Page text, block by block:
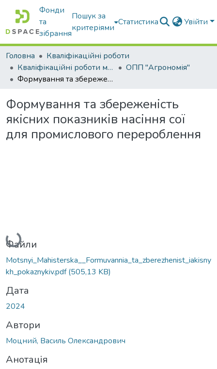
Фонди
та
зібрання
Пошук за
критеріями
Статистика Увійти
Головна
Кваліфікаційні роботи
Кваліфікаційні роботи магістрів
ОПП "Агрономія"
Формування та збереженість якісних показників насіння сої для промислового перероблення
Формування та збереженість
якісних показників насіння сої
для промислового перероблення
Вантажиться...
Файли
Motsnyi_Mahisterska__Formuvannia_ta_zberezhenist_iakisny
kh_pokaznykiv.pdf(505,13 KB)
Дата
2024
Автори
Моцний, Василь Олександрович
Анотація